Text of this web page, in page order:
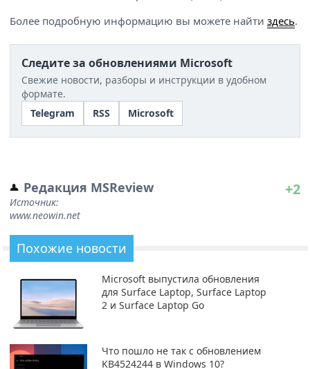
Более подробную информацию вы можете найти здесь.
Следите за обновлениями Microsoft
Свежие новости, разборы и инструкции в удобном
формате.
Telegram
RSS Microsoft
Редакция MSReview
Источник:
www.neowin.net
+2
Похожие новости
Microsoft выпустила обновления
для Surface Laptop, Surface Laptop
2 и Surface Laptop Go
Что пошло не так с обновлением
KB4524244 в Windows 10?